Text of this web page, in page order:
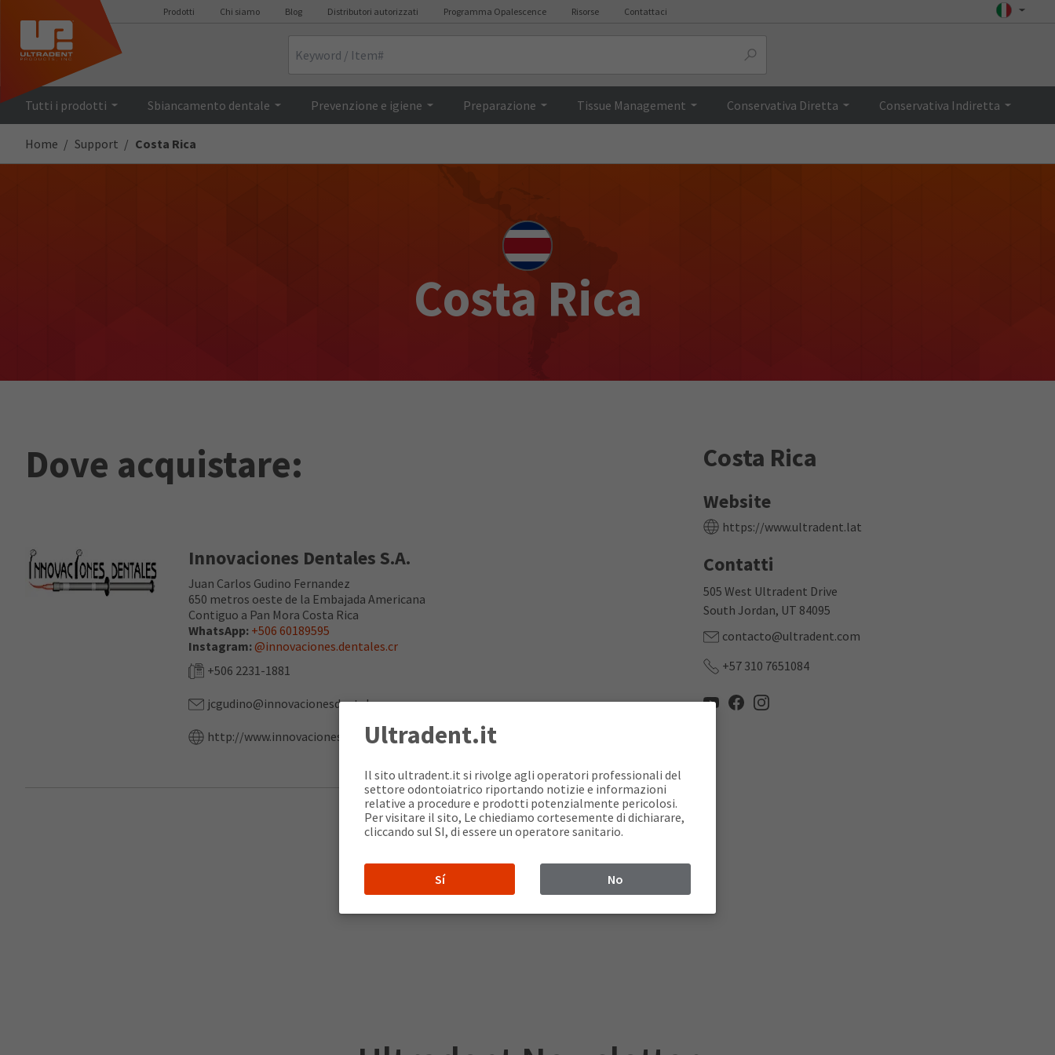
Prodotti Chi siamo Blog Distributori autorizzati Programma Opalescence Risorse Contattaci
Tutti i prodotti Sbiancamento dentale Prevenzione e igiene Preparazione Tissue Management Conservativa Diretta Conservativa Indiretta
Home Support Costa Rica
Costa Rica
Costa Rica
Website
https://www.ultradent.lat
Contatti
505 West Ultradent Drive
South Jordan, UT 84095
contacto@ultradent.com
+57 310 7651084
Dove acquistare:
Innovaciones Dentales S.A.
Juan Carlos Gudino Fernandez
650 metros oeste de la Embajada Americana
Contiguo a Pan Mora Costa Rica
WhatsApp: +506 60189595
Instagram:@innovaciones.dentales.cr
+506 2231-1881
jcgudino@innovacionesdentales.com
http://www.innovacionesdentales.comUltradent.it
Il sito ultradent.it si rivolge agli operatori professionali del
settore odontoiatrico riportando notizie e informazioni
relative a procedure e prodotti potenzialmente pericolosi.
Per visitare il sito, Le chiediamo cortesemente di dichiarare,
cliccando sul SI, di essere un operatore sanitario.
Sí No